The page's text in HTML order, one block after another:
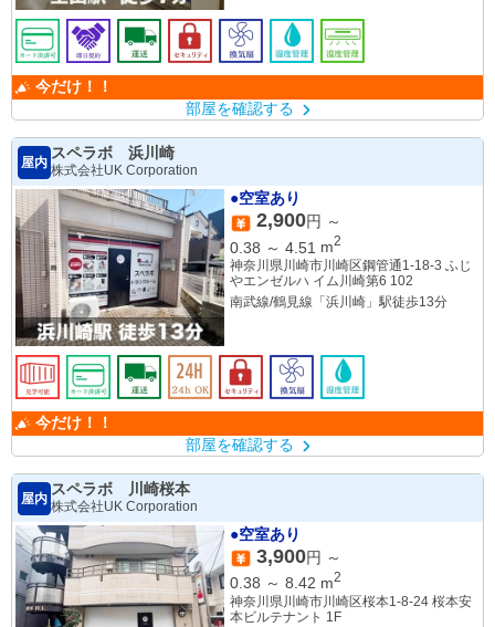
今だけ！！
部屋を確認する
屋内
スペラボ 浜川崎
株式会社UK Corporation
●空室あり
2,900円 ～
0.38 ～ 4.51 m2
神奈川県川崎市川崎区鋼管通1-18-3 ふじ
やエンゼルハ イム川崎第6 102
南武線/鶴見線「浜川崎」駅徒歩13分
今だけ！！
部屋を確認する
屋内
スペラボ 川崎桜本
株式会社UK Corporation
●空室あり
3,900円 ～
0.38 ～ 8.42 m2
神奈川県川崎市川崎区桜本1-8-24 桜本安
本ビルテナント 1F